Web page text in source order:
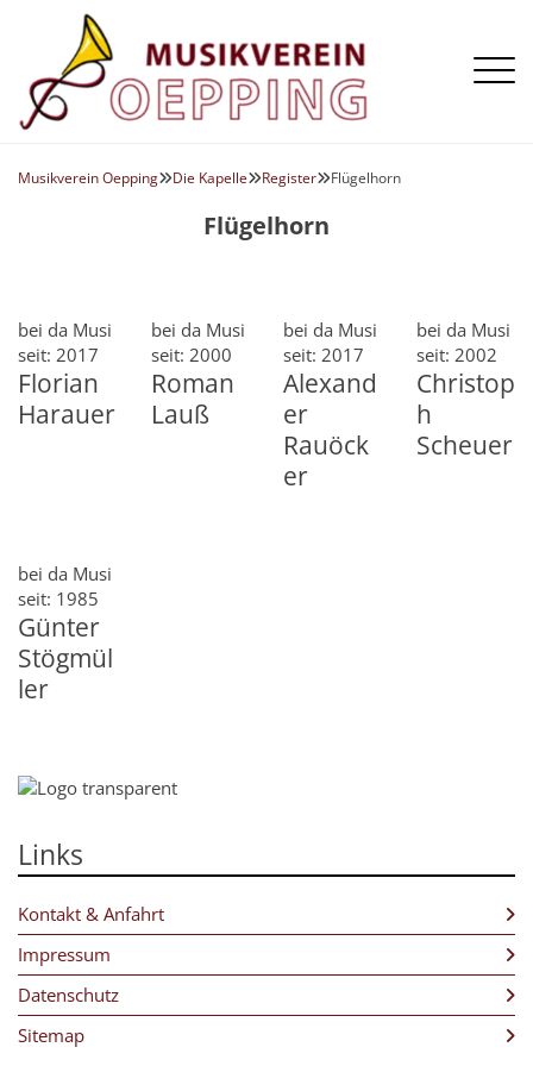
Die Kapelle
Klarinette
Posaune
Querflöte
Tuba
Marketenderinnen
Kapellmeister
Termine
Musikverein OeppingDie KapelleRegisterFlügelhorn
Flügelhorn
bei da Musi
seit: 2017
Florian
Harauer
bei da Musi
seit: 2000
Roman
Lauß
bei da Musi
seit: 2017
Alexand
er
Rauöck
er
bei da Musi
seit: 2002
Christop
h
Scheuer
bei da Musi
seit: 1985
Günter
Stögmül
ler
Links
Kontakt & Anfahrt
Impressum
Datenschutz
Sitemap